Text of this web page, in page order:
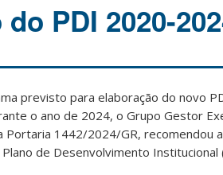
PDI 2020-
previsto para elaboração do novo
o ano de 2024, o Grupo Gestor
Portaria 1442/2024/GR, recomendou
de Desenvolvimento